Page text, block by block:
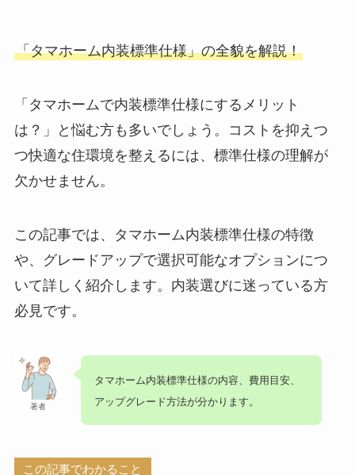
「タマホーム内装標準仕様」の全貌を解説！
「タマホームで内装標準仕様にするメリット
は？」と悩む方も多いでしょう。コストを抑えつ
つ快適な住環境を整えるには、標準仕様の理解が
欠かせません。
この記事では、タマホーム内装標準仕様の特徴
や、グレードアップで選択可能なオプションにつ
いて詳しく紹介します。内装選びに迷っている方
必見です。
著者
タマホーム内装標準仕様の内容、費用目安、
アップグレード方法が分かります。
この記事でわかること